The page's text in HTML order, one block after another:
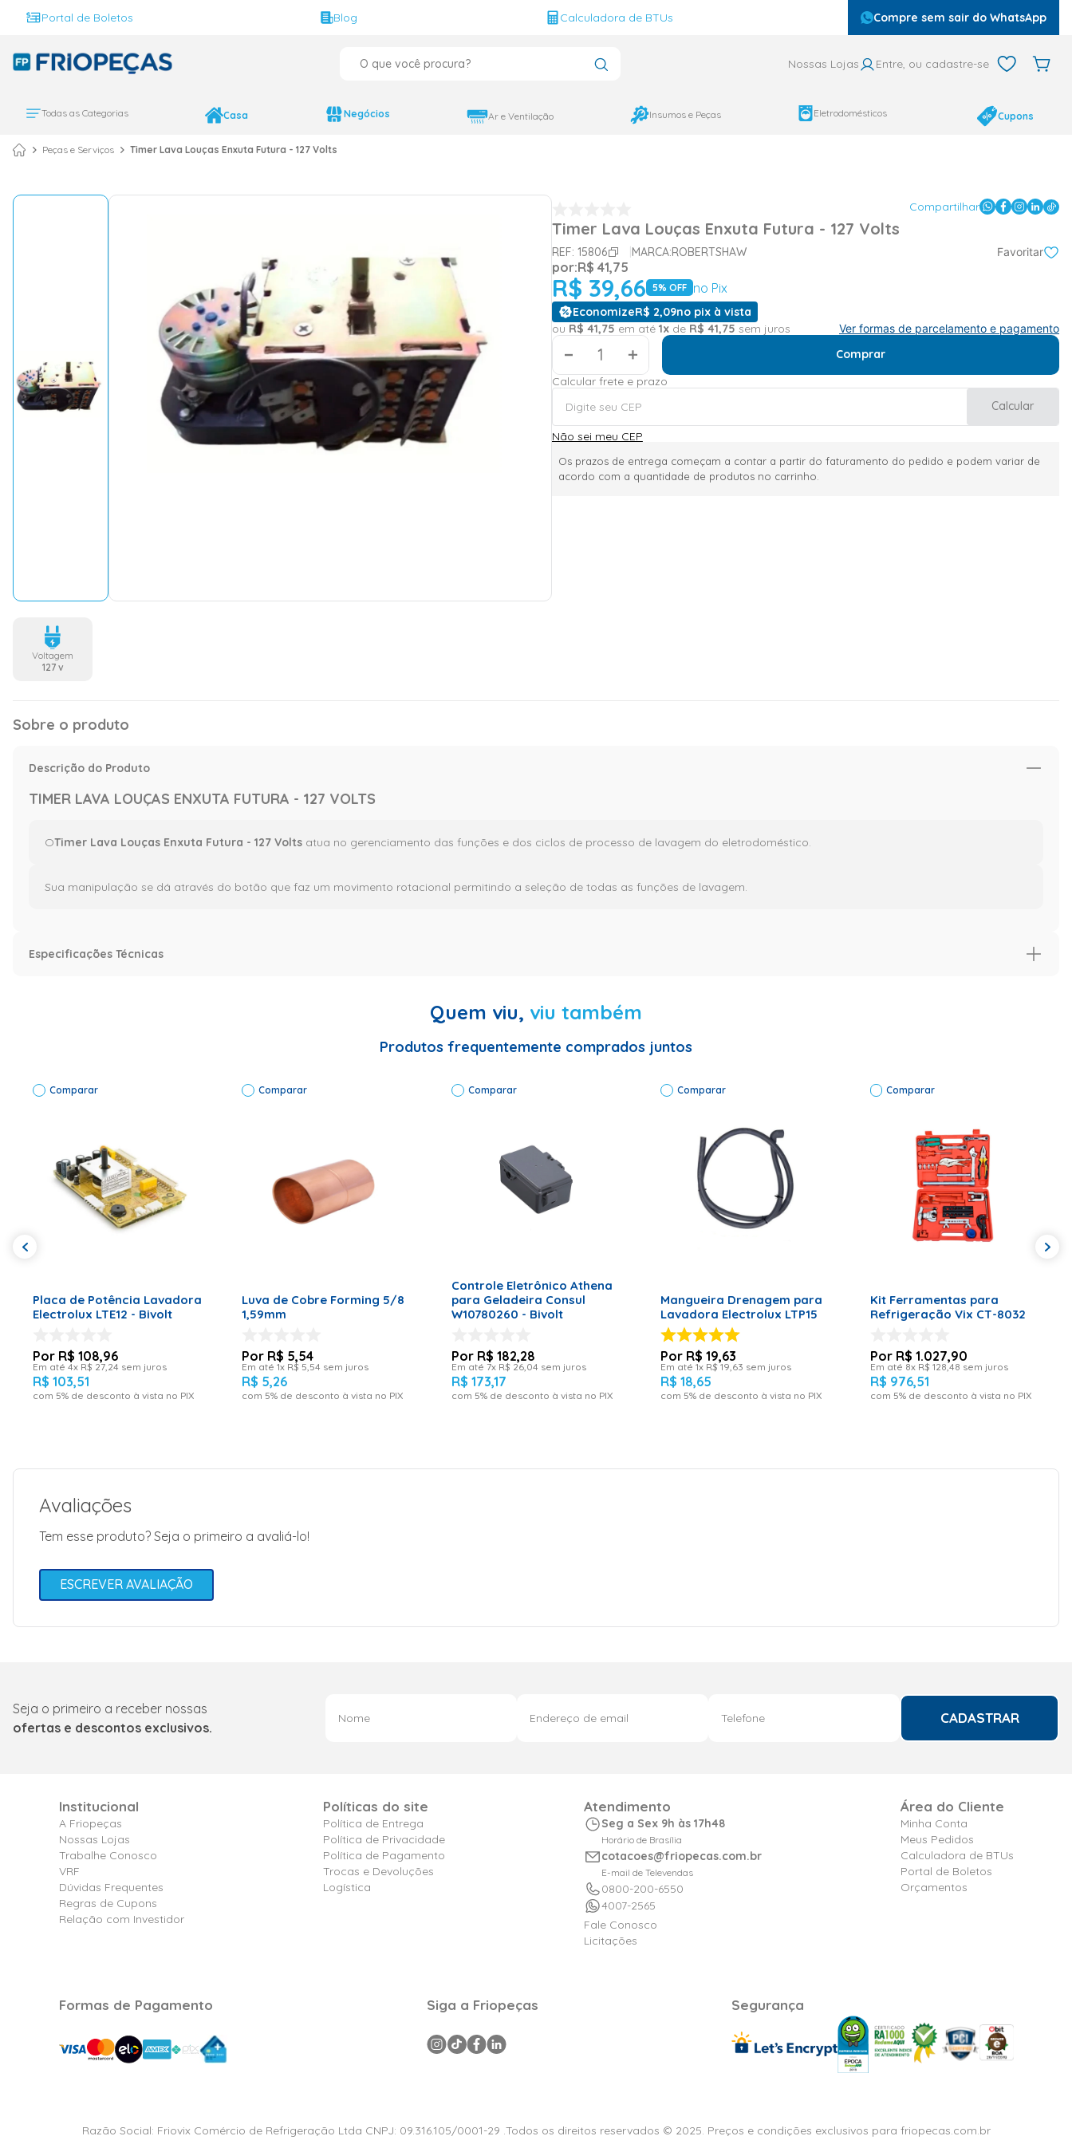
Portal de Boletos Blog Calculadora de BTUs Compre sem sair do WhatsApp
Nossas Lojas Entre, ou cadastre-se
Todas as Categorias Casa Negócios Ar e Ventilação Insumos e Peças Eletrodomésticos Cupons
Peças e Serviços Timer Lava Louças Enxuta Futura - 127 Volts
Voltagem
127 v
Compartilhar
Timer Lava Louças Enxuta Futura - 127 Volts
REF: 15806 MARCA:ROBERTSHAW Favoritar
por:R$ 41,75
R$ 39,66 5% OFF no Pix
EconomizeR$ 2,09no pix à vista
ou R$ 41,75 em até 1xde R$ 41,75 sem juros Ver formas de parcelamento e pagamento
＋
Comprar
Calcular frete e prazo
Calcular
Não sei meu CEP
Os prazos de entrega começam a contar a partir do faturamento do pedido e podem variar de
acordo com a quantidade de produtos no carrinho.
Sobre o produto
Descrição do Produto
TIMER LAVA LOUÇAS ENXUTA FUTURA - 127 VOLTS
OTimer Lava Louças Enxuta Futura - 127 Volts atua no gerenciamento das funções e dos ciclos de processo de lavagem do eletrodoméstico.
Sua manipulação se dá através do botão que faz um movimento rotacional permitindo a seleção de todas as funções de lavagem.
Especificações Técnicas
Garantia da Fabricante: 12 meses
Quem viu, viu também
Produtos frequentemente comprados juntos
Comparar
Placa de Potência Lavadora
Electrolux LTE12 - Bivolt
R$ 108,96
Em até4x R$ 27 24 sem juros
R$ 103,51
com 5% de desconto à vista no PIX
Comparar
Luva de Cobre Forming 5/8
1,59mm
R$ 5,54
Em até1x R$ 5 54 sem juros
R$ 5,26
com 5% de desconto à vista no PIX
Comparar
Controle Eletrônico Athena
para Geladeira Consul
W10780260 - Bivolt
R$ 182,28
Em até 7x R$ 26, 04 sem juros
R$ 173,17
com 5% de desconto à vista no PIX
Comparar
Mangueira Drenagem para
Lavadora Electrolux LTP15
R$ 19,63
Em até1x R$ 19 63 sem juros
R$ 18,65
com 5% de desconto à vista no PIX
Comparar
Kit Ferramentas para
Refrigeração Vix CT-8032
R$ 1.027,90
Em até 8x R$ 128,48 sem juros
R$ 976,51
com 5% de desconto à vista no PIX
Avaliações
Tem esse produto? Seja o primeiro a avaliá-lo!
ESCREVER AVALIAÇÃO
Seja o primeiro a receber nossas
ofertas e descontos exclusivos.
CADASTRAR
Institucional
A Friopeças
Nossas Lojas
Trabalhe Conosco
VRF
Dúvidas Frequentes
Regras de Cupons
Relação com Investidor
Políticas do site
Política de Entrega
Política de Privacidade
Política de Pagamento
Trocas e Devoluções
Logística
Atendimento
Seg a Sex 9h às 17h48
Horário de Brasília
cotacoes@friopecas.com.br
E-mail de Televendas
0800-200-6550
4007-2565
Fale Conosco
Licitações
Área do Cliente
Minha Conta
Meus Pedidos
Calculadora de BTUs
Portal de Boletos
Orçamentos
Formas de Pagamento Siga a Friopeças Segurança
Razão Social: Friovix Comércio de Refrigeração Ltda CNPJ: 09.316.105/0001-29 .Todos os direitos reservados © 2025. Preços e condições exclusivos para friopecas.com.br
ar condicionado 12000
8
9º bebedouro
10 º midea